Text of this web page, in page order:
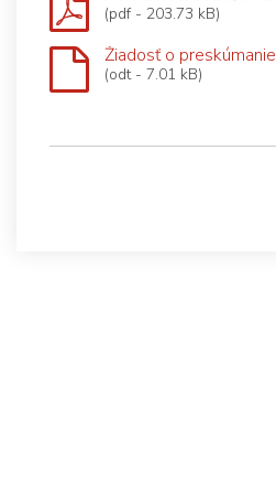
(pdf - 203.73 kB)
Žiadosť o
(odt - 7.01 kB)